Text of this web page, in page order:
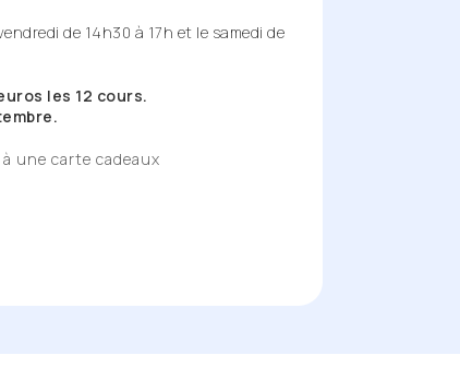
de 14h30 à 17h et le samedi de
les 12 cours.
une carte cadeaux